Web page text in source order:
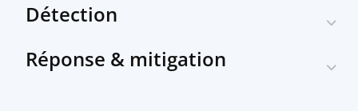
Détection
Réponse & mitigation